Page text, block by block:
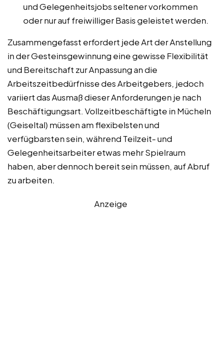
und Gelegenheitsjobs seltener vorkommen
oder nur auf freiwilliger Basis geleistet werden.
Zusammengefasst erfordert jede Art der Anstellung
in der Gesteinsgewinnung eine gewisse Flexibilität
und Bereitschaft zur Anpassung an die
Arbeitszeitbedürfnisse des Arbeitgebers, jedoch
variiert das Ausmaß dieser Anforderungen je nach
Beschäftigungsart. Vollzeitbeschäftigte in Mücheln
(Geiseltal) müssen am flexibelsten und
verfügbarsten sein, während Teilzeit- und
Gelegenheitsarbeiter etwas mehr Spielraum
haben, aber dennoch bereit sein müssen, auf Abruf
zu arbeiten.
Anzeige